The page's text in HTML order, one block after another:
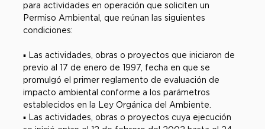
para actividades en operación que soliciten un
Permiso Ambiental, que reúnan las siguientes
condiciones:
▪ Las actividades, obras o proyectos que iniciaron de
previo al 17 de enero de 1997, fecha en que se
promulgó el primer reglamento de evaluación de
impacto ambiental conforme a los parámetros
establecidos en la Ley Orgánica del Ambiente.
▪ Las actividades, obras o proyectos cuya ejecución